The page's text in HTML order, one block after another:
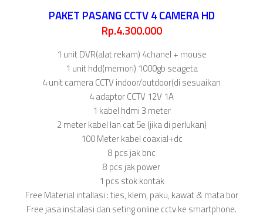
PAKET PASANG CCTV 4 CAMERA HD
Rp.4.300.000
1 unit DVR(alat rekam) 4chanel + mouse
1 unit hdd(memori) 1000gb seageta
4 unit camera CCTV indoor/outdoor(di sesuaikan
4 adaptor CCTV 12V 1A
1 kabel hdmi 3 meter
2 meter kabel lan cat 5e (jika di perlukan)
100 Meter kabel coaxial+dc
8 pcs jak bnc
8 pcs jak power
1 pcs stok kontak
Free Material intallasi : ties, klem, paku, kawat & mata bor
Free jasa instalasi dan seting online cctv ke smartphone.